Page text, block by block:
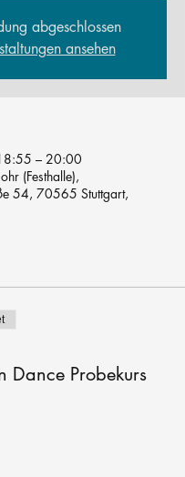
abgeschlossen
ansehen
– 20:00
(Festhalle),
54, 70565 Stuttgart,
Dance Probekurs